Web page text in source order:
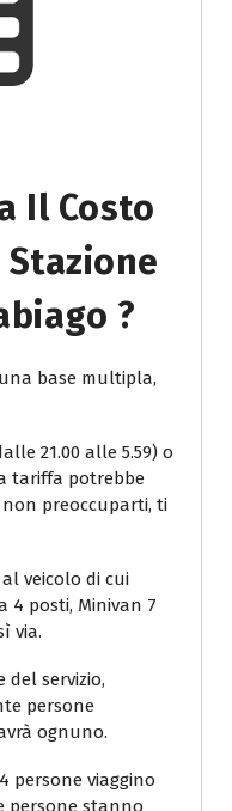
Il Costo
Stazione
?
base multipla,
21.00 alle 5.59) o
tariffa potrebbe
non preoccuparti, ti
veicolo di cui
4 posti, Minivan 7
via.
del servizio,
persone
ognuno.
persone viaggino
persone stanno